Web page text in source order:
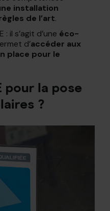
installation
de l’art.
il s’agit d’une éco-
d’accéder aux
place pour le
pour la pose
?